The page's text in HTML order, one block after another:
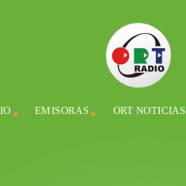
EMISORAS ORT NOTICIAS